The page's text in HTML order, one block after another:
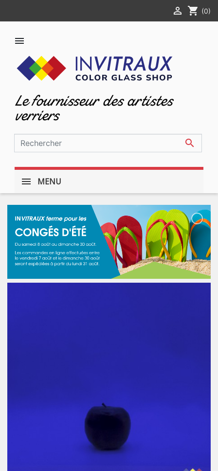
 shopping_cart (0)

Le fournisseur des artistes
verriers

MENU